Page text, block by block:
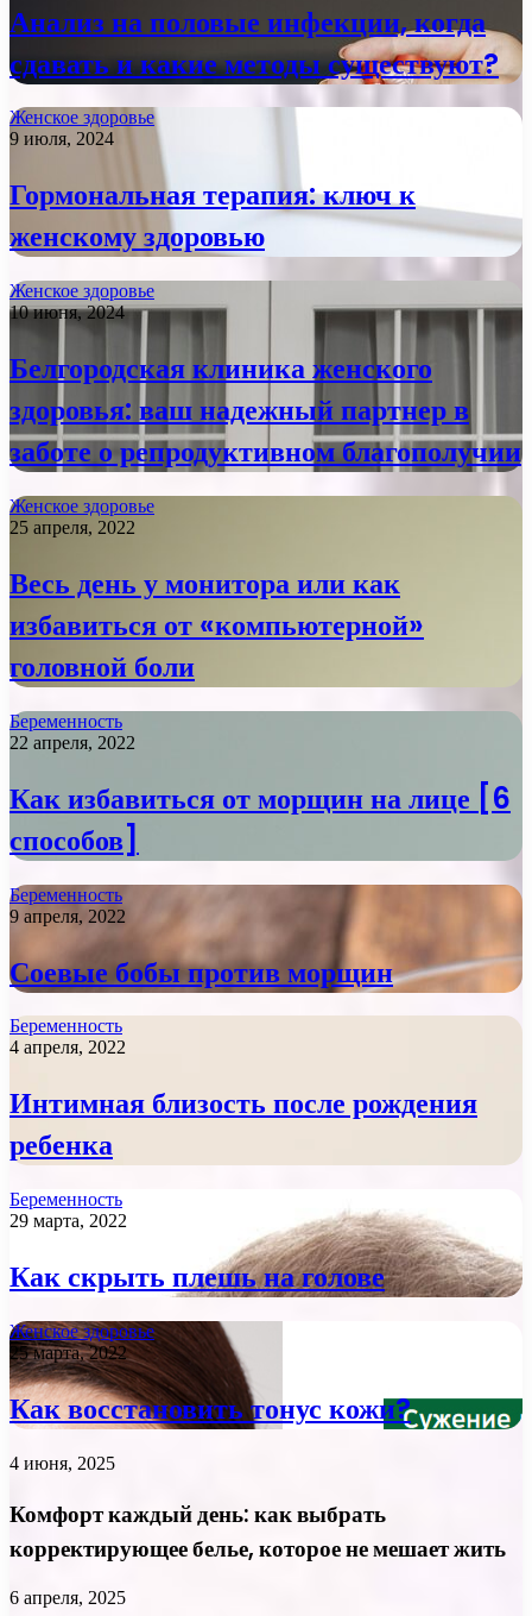
Анализ на половые инфекции, когда
сдавать и какие методы существуют?
Женское здоровье
9 июля, 2024
Гормональная терапия: ключ к
женскому здоровью
Женское здоровье
10 июня, 2024
Белгородская клиника женского
здоровья: ваш надежный партнер в
заботе о репродуктивном благополучии
Женское здоровье
25 апреля, 2022
Весь день у монитора или как
избавиться от «компьютерной»
головной боли
Беременность
22 апреля, 2022
Как избавиться от морщин на лице [6
способов]
Беременность
9 апреля, 2022
Соевые бобы против морщин
Беременность
4 апреля, 2022
Интимная близость после рождения
ребенка
Беременность
29 марта, 2022
Как скрыть плешь на голове
Женское здоровье
25 марта, 2022
Как восстановить тонус кожи?
4 июня, 2025
Комфорт каждый день: как выбрать
корректирующее белье, которое не мешает жить
6 апреля, 2025